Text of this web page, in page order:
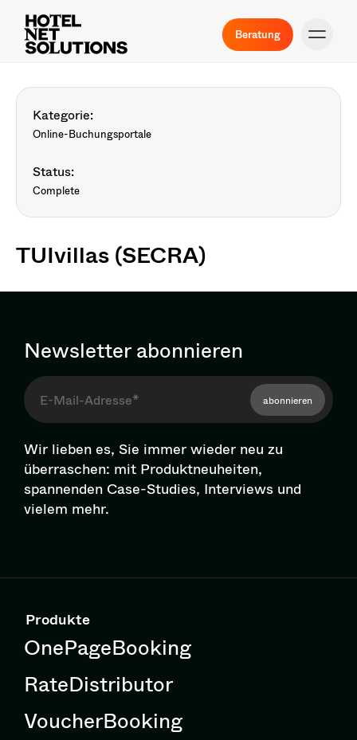
Beratung
Kategorie:
Online-Buchungsportale
Status:
Complete
TUIvillas (SECRA)
Newsletter abonnieren
abonnieren
Wir lieben es, Sie immer wieder neu zu
überraschen: mit Pro­dukt­neu­hei­ten,
spannenden Case-Studies, Interviews und
vielem mehr.
Produkte
OnePageBooking
RateDistributor
VoucherBooking